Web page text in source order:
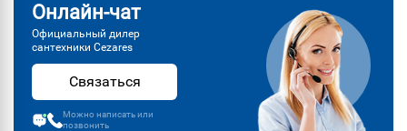
Онлайн-чат
Официальный дилер
сантехники Cezares
Связаться
Можно написать или
позвонить